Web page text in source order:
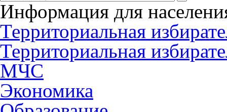
Информация для
Территориальная
Территориальная
МЧС
Экономика